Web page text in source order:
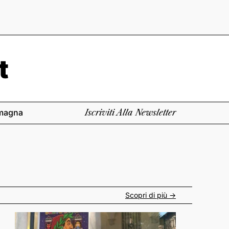
Iscriviti Alla Newsletter
Scopri di più ->